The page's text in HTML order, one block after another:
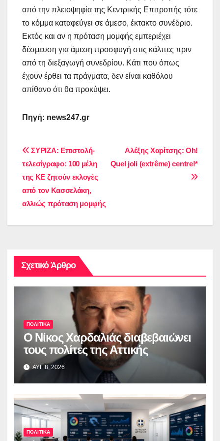
από την πλειοψηφία της Κεντρικής Επιτροπής τότε
το κόμμα καταφεύγει σε άμεσο, έκτακτο συνέδριο.
Εκτός και αν η πρόταση μομφής εμπεριέχει
δέσμευση για άμεση προσφυγή στις κάλπες πριν
από τη διεξαγωγή συνεδρίου. Κάτι που όπως
έχουν έρθει τα πράγματα, δεν είναι καθόλου
απίθανο ότι θα προκύψει.
Πηγή: news247.gr
Πλοήγηση
άρθρων
Αλέξης Χαρίτσης: Oh!
Quel joli (extrême) centre!*
ΣΥΡΙΖΑ: Επιστολή-
τελεσίγραφο: 100 μέλη
της ΚΕ ζητούν εκλογές
από τον Κασσελάκη,
αλλιώς πρόταση μομφής
Σχετικό Άρθρο
ΠΟΛΙΤΙΚΑ
O Νίκος Χαρδαλιάς διαβεβαιώνει
τους πολίτες της Αττικής
ΑΥΓ 8, 2026
ΠΟΛΙΤΙΚΑ